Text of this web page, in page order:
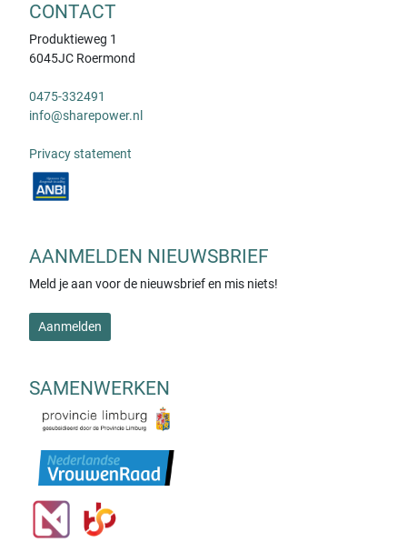
CONTACT
Produktieweg 1
6045JC Roermond
0475-332491
info@sharepower.nl
Privacy statement
AANMELDEN NIEUWSBRIEF
Meld je aan voor de nieuwsbrief en mis niets!
Aanmelden
SAMENWERKEN